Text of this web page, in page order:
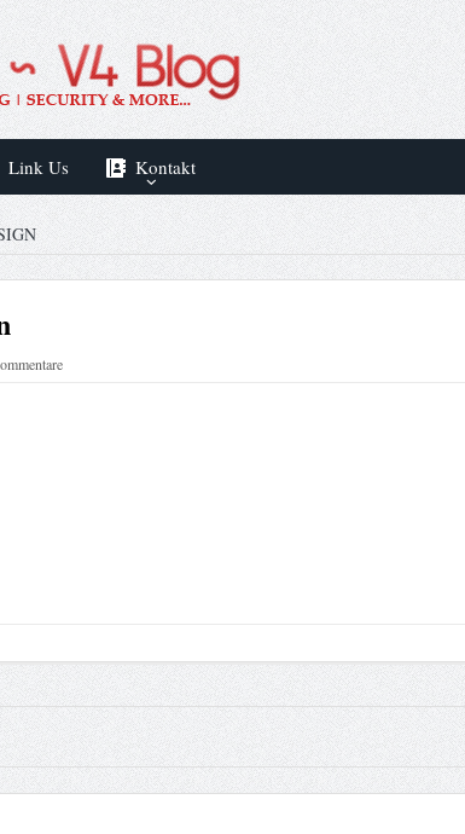
Link Us Kontakt